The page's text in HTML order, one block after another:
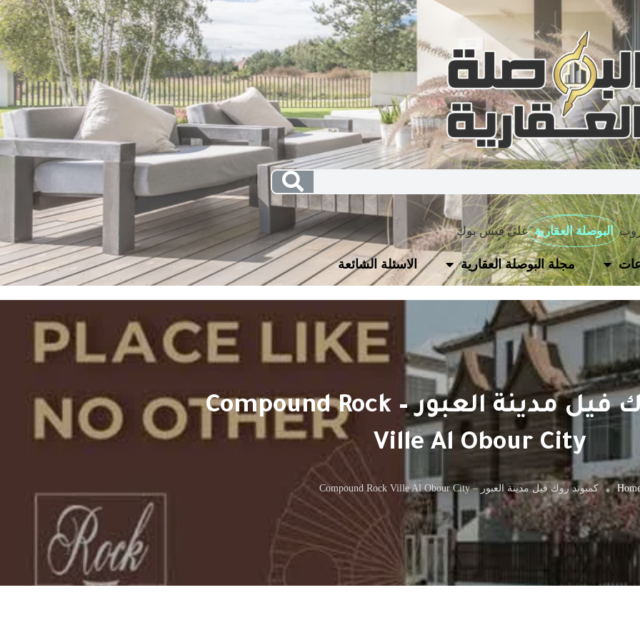
البوصلة العقارية على فيس بوك
مجلة البوصلة العقارية الاسئلة الشائعة
كمبوند روك فيل مدينة العبور – Compound Rock
Ville Al Obour City
كمبوند روك فيل مدينة العبور – Compound Rock Ville Al Obour City